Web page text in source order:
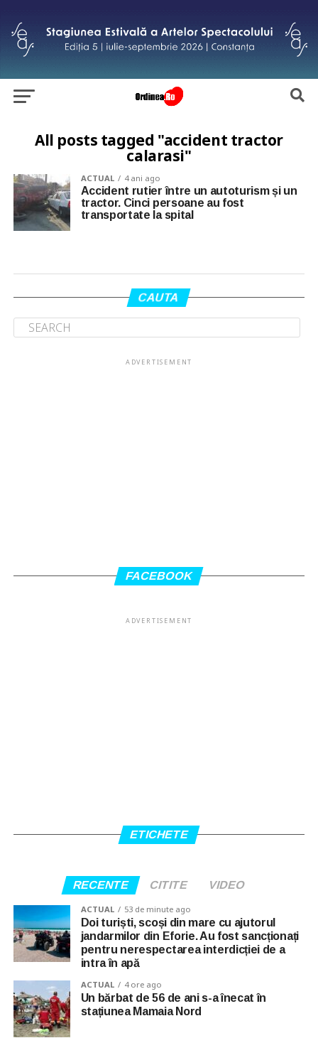
All posts tagged "accident tractor
calarasi"
ACTUAL 4 ani ago
Accident rutier între un autoturism și un
tractor. Cinci persoane au fost
transportate la spital
CAUTA
ADVERTISEMENT
FACEBOOK
ADVERTISEMENT
ETICHETE
RECENTE CITITE VIDEO
ACTUAL 53 de minute ago
Doi turiști, scoși din mare cu ajutorul
jandarmilor din Eforie. Au fost sancționați
pentru nerespectarea interdicției de a
intra în apă
ACTUAL 4 ore ago
Un bărbat de 56 de ani s-a înecat în
stațiunea Mamaia Nord